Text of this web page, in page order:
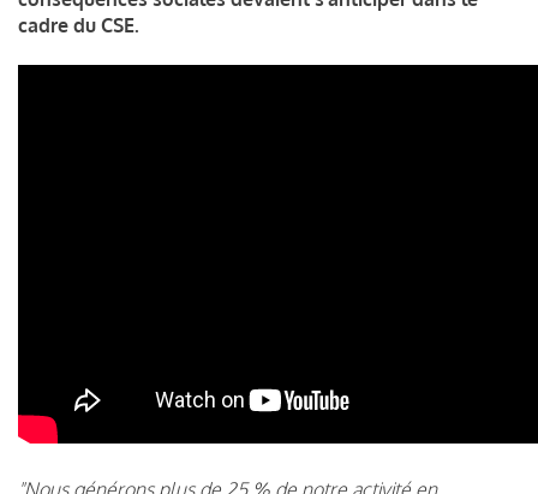
cadre du CSE.
"Nous générons plus de 25 % de notre activité en